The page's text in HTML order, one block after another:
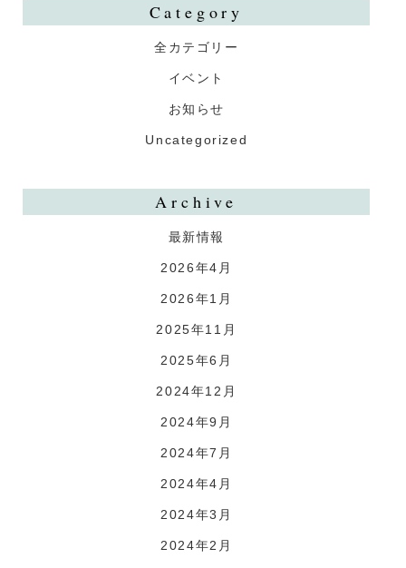
Category
全カテゴリー
イベント
お知らせ
Uncategorized
Archive
最新情報
2026年4月
2026年1月
2025年11月
2025年6月
2024年12月
2024年9月
2024年7月
2024年4月
2024年3月
2024年2月